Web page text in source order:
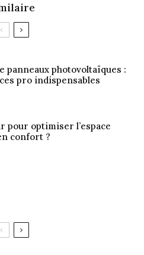
panneaux photovoltaïques :
pro indispensables
pour optimiser l’espace
confort ?